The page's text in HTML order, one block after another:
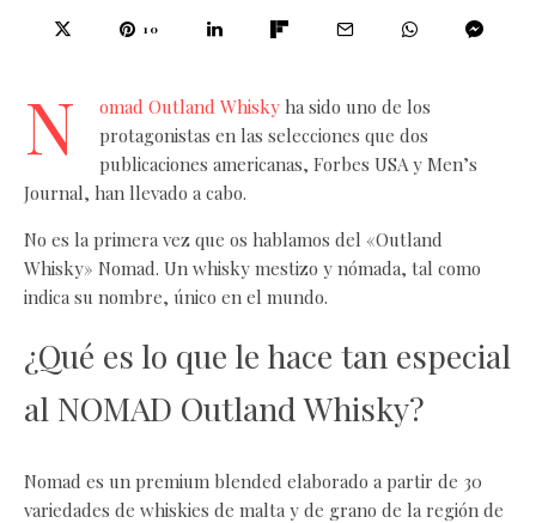
10
N omad Outland Whisky ha sido uno de los
protagonistas en las selecciones que dos
publicaciones americanas, Forbes USA y Men’s
Journal, han llevado a cabo.
No es la primera vez que os hablamos del «Outland
Whisky» Nomad. Un whisky mestizo y nómada, tal como
indica su nombre, único en el mundo.
¿Qué es lo que le hace tan especial
al NOMAD Outland Whisky?
Nomad es un premium blended elaborado a partir de 30
variedades de whiskies de malta y de grano de la región de